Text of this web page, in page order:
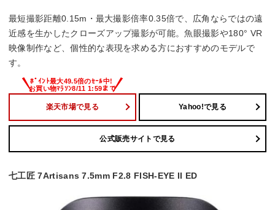
最短撮影距離0.15m・最大撮影倍率0.35倍で、広角ならではの遠
近感を生かしたクローズアップ撮影が可能。魚眼撮影や180° VR
映像制作など、個性的な表現を求める方におすすめのモデルで
す。
楽天市場で見る Yahoo!で見る
公式販売サイトで見る
七工匠 7Artisans 7.5mm F2.8 FISH-EYE II ED